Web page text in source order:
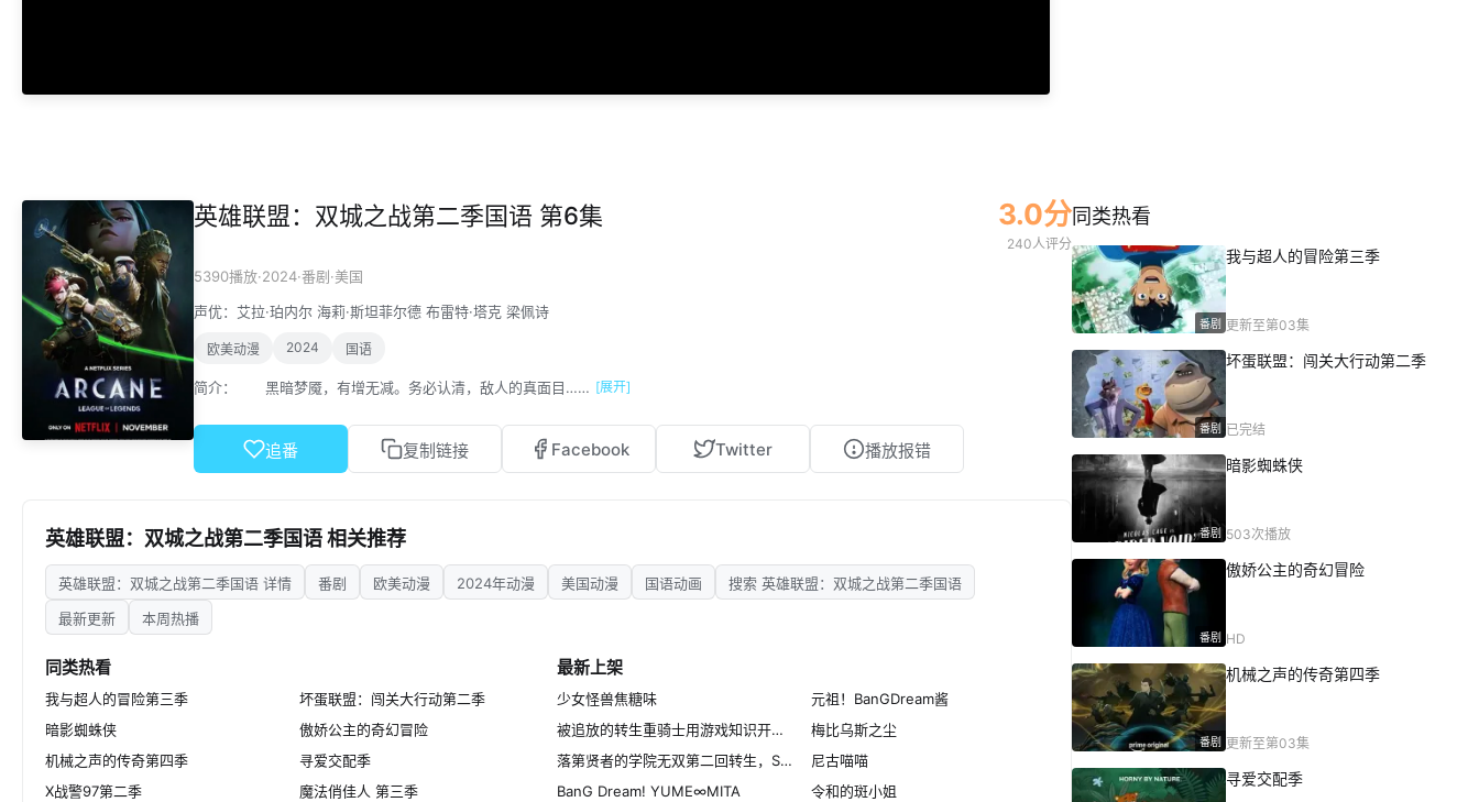
英雄联盟：双城之战第二季国语 第6集 3.0分
240人评分
5390播放·2024·番剧·美国
声优： 艾拉·珀内尔 海莉·斯坦菲尔德 布雷特·塔克 梁佩诗
欧美动漫 2024 国语
简介： 黑暗梦魇，有增无减。务必认清，敌人的真面目…… [展开]
追番 复制链接 Facebook Twitter 播放报错
英雄联盟：双城之战第二季国语 相关推荐
英雄联盟：双城之战第二季国语 详情 番剧 欧美动漫 2024年动漫 美国动漫 国语动画
搜索 英雄联盟：双城之战第二季国语
最新更新
本周热播
同类热看
我与超人的冒险第三季
坏蛋联盟：闯关大行动第二季
暗影蜘蛛侠
傲娇公主的奇幻冒险
机械之声的传奇第四季
寻爱交配季
X战警97第二季
魔法俏佳人 第三季
最新上架
少女怪兽焦糖味
元祖！BanGDream酱
被追放的转生重骑士用游戏知识开无双
梅比乌斯之尘
落第贤者的学院无双第二回转生，S等级作弊魔术师冒险记
尼古喵喵
BanG Dream! YUME∞MITA
令和的斑小姐
同类热看
番剧
我与超人的冒险第三季
更新至第03集
番剧
坏蛋联盟：闯关大行动第二季
已完结
番剧
暗影蜘蛛侠
503次播放
番剧
傲娇公主的奇幻冒险
HD
番剧
机械之声的传奇第四季
更新至第03集
寻爱交配季